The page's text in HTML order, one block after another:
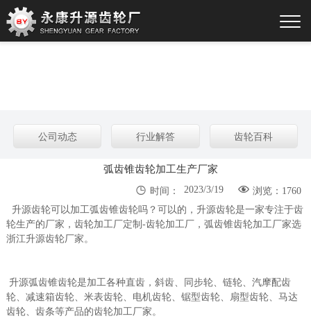
公司动态 行业解答 齿轮百科
弧齿锥齿轮加工生产厂家
 浏览：1760
 时间：
2023/3/19
升源齿轮可以加工弧齿锥齿轮吗？可以的，升源齿轮是一家专注于齿
轮生产的厂家，齿轮加工厂定制-齿轮加工厂，弧齿锥齿轮加工厂家选
浙江升源齿轮厂家。
升源弧齿锥齿轮是加工各种直齿，斜齿、同步轮、链轮、汽摩配齿
轮、减速箱齿轮、米表齿轮、电机齿轮、锯型齿轮、扇型齿轮、马达
齿轮、齿条等产品的齿轮加工厂家。